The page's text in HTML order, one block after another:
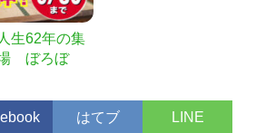
生62年の集
ぼろぼ
はてブ LINE